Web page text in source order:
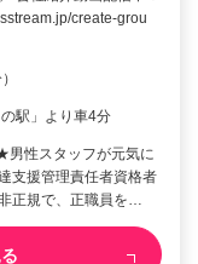
create-grou
駅」より車4分
性スタッフが元気に
支援管理責任者資格者
正規で、正職員を…